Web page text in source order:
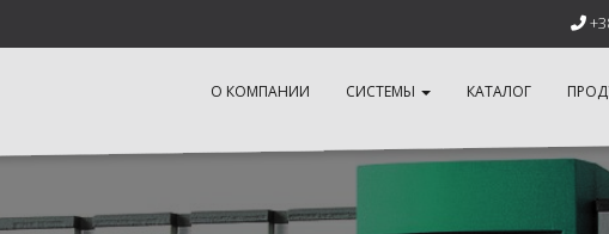
О КОМПАНИИ СИСТЕМЫ КАТАЛОГ